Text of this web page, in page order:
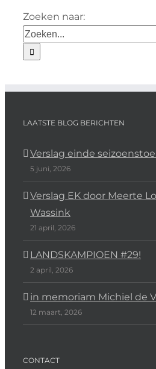
Zoeken naar:
LAATSTE BLOG BERICHTEN
Verslag einde
5 juni, 2026
Verslag EK door Meerte
Wassink
21 april, 2026
LANDSKAMPIOEN #29!
2 april, 2026
in memoriam Michiel de
12 maart, 2026
CONTACT